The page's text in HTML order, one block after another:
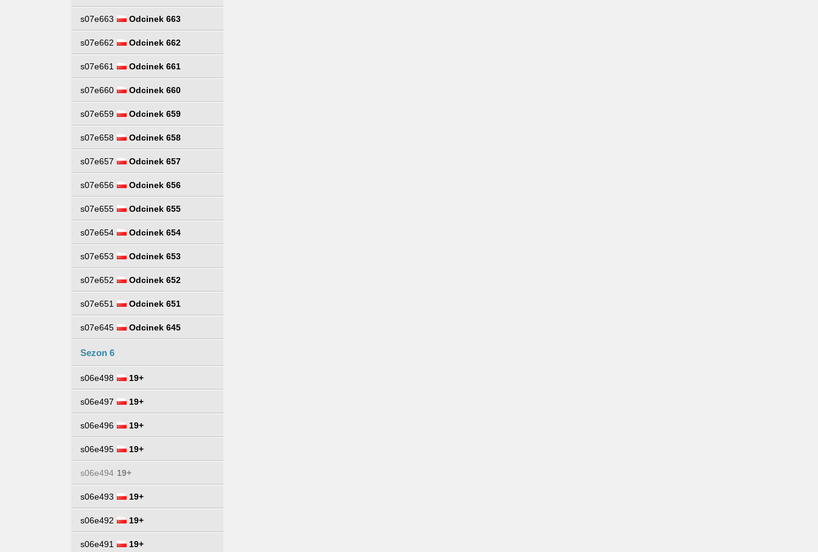
s07e663 Odcinek 663
s07e662 Odcinek 662
s07e661 Odcinek 661
s07e660 Odcinek 660
s07e659 Odcinek 659
s07e658 Odcinek 658
s07e657 Odcinek 657
s07e656 Odcinek 656
s07e655 Odcinek 655
s07e654 Odcinek 654
s07e653 Odcinek 653
s07e652 Odcinek 652
s07e651 Odcinek 651
s07e645 Odcinek 645
Sezon 6
s06e498 19+
s06e497 19+
s06e496 19+
s06e495 19+
s06e494 19+
s06e493 19+
s06e492 19+
s06e491 19+